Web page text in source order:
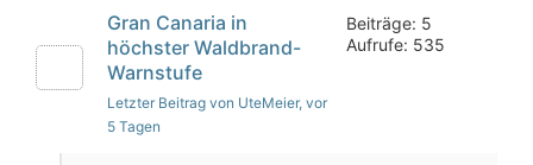
Gran Canaria in
höchster Waldbrand-
Warnstufe
Letzter Beitrag von UteMeier, vor
5 Tagen
Beiträge: 5
Aufrufe: 535